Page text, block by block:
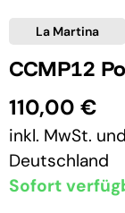
La Martina
CCMP12
110,00 €
inkl. MwSt. und
Deutschland
Sofort